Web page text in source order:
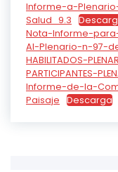
Informe-a-
Salud_9.3
Nota-Informe-
Al-Plenario-n-97-
HABILITADOS-
PARTICIPANTES-
Informe-de-la-
Paisaje
Descarga